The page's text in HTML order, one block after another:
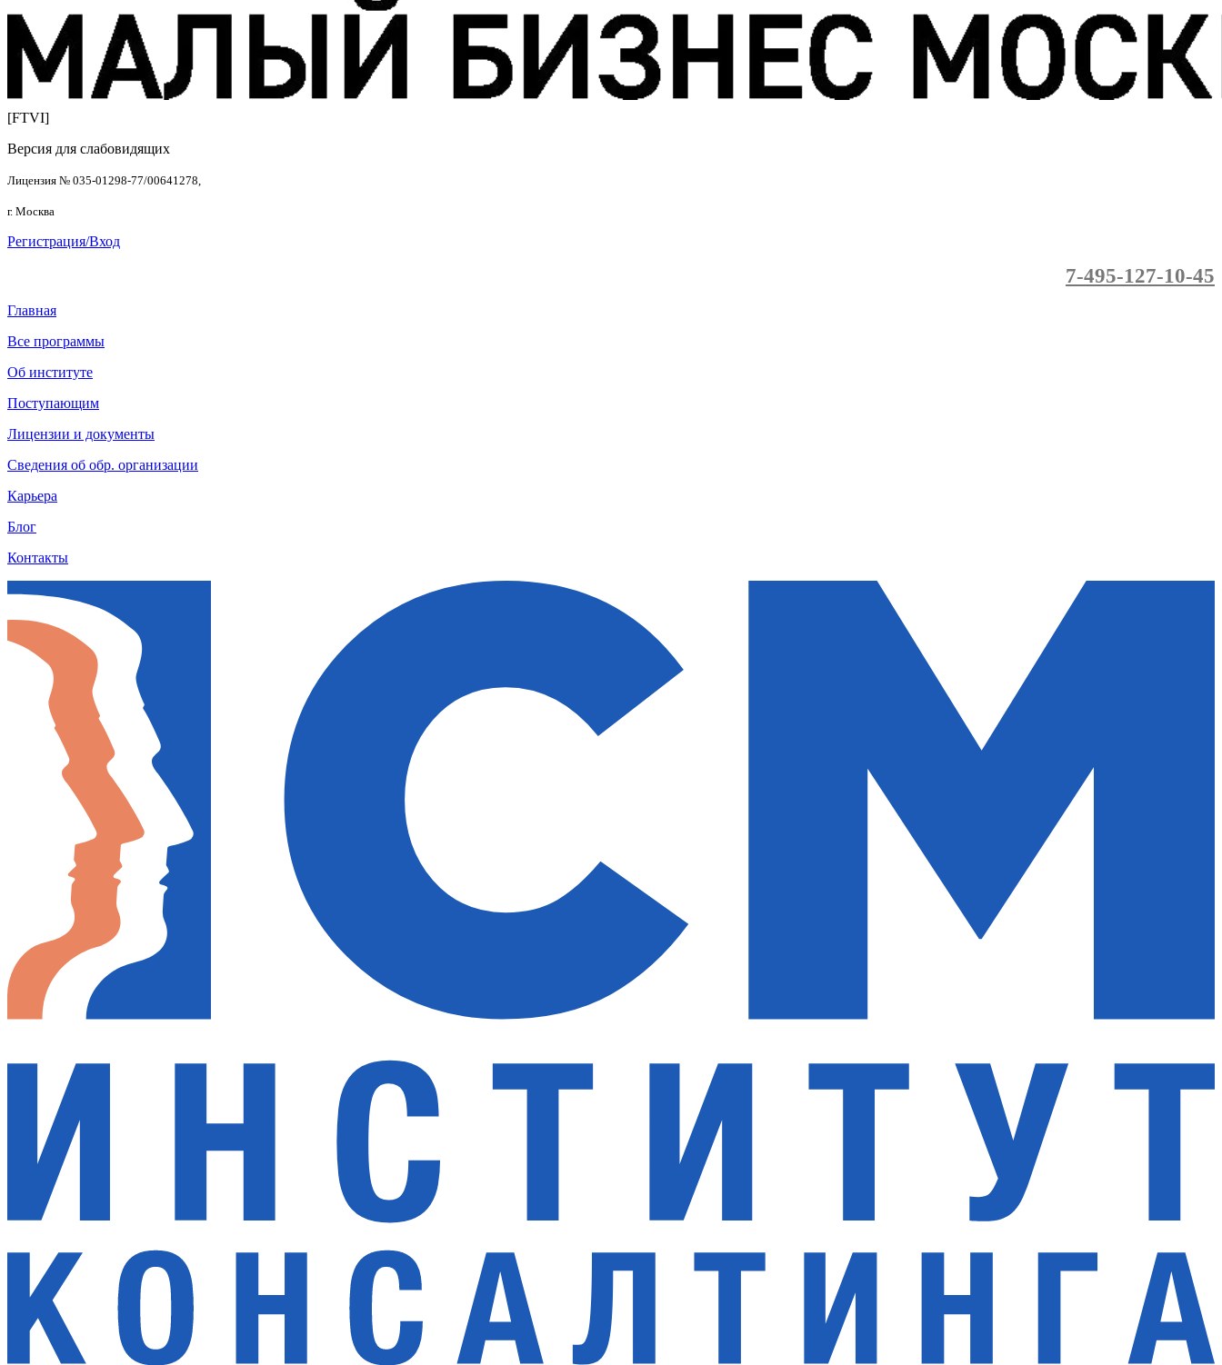
[FTVI]
Версия для слабовидящих
Лицензия № 035-01298-77/00641278,
г. Москва
Регистрация/Вход
7-495-127-10-45
Главная
Все программы
Об институте
Поступающим
Лицензии и документы
Сведения об обр. организации
Карьера
Блог
Контакты